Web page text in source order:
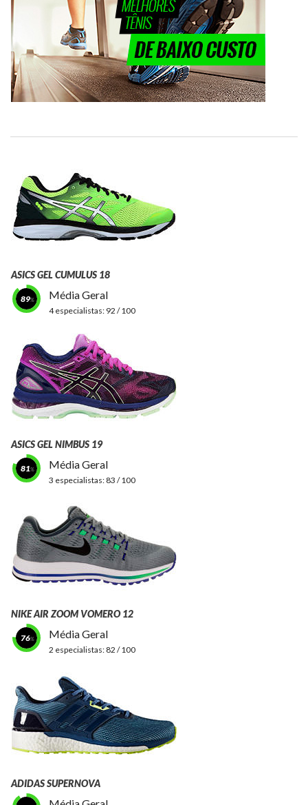
ASICS GEL CUMULUS 18
89 Média Geral
4 especialistas: 92 / 100
ASICS GEL NIMBUS 19
81 Média Geral
3 especialistas: 83 / 100
NIKE AIR ZOOM VOMERO 12
76 Média Geral
2 especialistas: 82 / 100
ADIDAS SUPERNOVA